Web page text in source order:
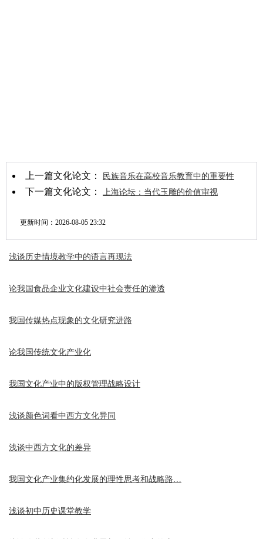
上一篇文化论文： 民族音乐在高校音乐教育中的重要性
下一篇文化论文： 上海论坛：当代玉雕的价值审视
更新时间： 2026-08-05 23:32
浅谈历史情境教学中的语言再现法
论我国食品企业文化建设中社会责任的渗透
我国传媒热点现象的文化研究进路
论我国传统文化产业化
我国文化产业中的版权管理战略设计
浅谈颜色词看中西方文化异同
浅谈中西方文化的差异
我国文化产业集约化发展的理性思考和战略路…
浅谈初中历史课堂教学